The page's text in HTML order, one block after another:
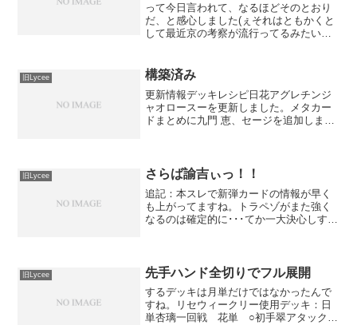
って今日言われて、なるほどそのとおり
だ、と感心しました(ぇそれはともかくと
して最近京の考察が流行ってるみたいで
をピックアップ。思えばウチのblogでは
カードの紹介ば...
旧Lycee 構築済み
更新情報デッキレシピ日花アグレチンジ
ャオロースーを更新しました。メタカー
ドまとめに九門 恵、セージを追加しまし
ドスリーブ】泉戸...
旧Lycee さらば諭吉ぃっ！！
追記：本スレで新弾カードの情報が早く
も上がってますね。トラペゾがまた強く
なるのは確定的に･･･てか一大決心しすぎ
かく帰りは10:...
旧Lycee 先手ハンド全切りでフル展開
するデッキは月単だけではなかったんで
すね。リセウィークリー使用デッキ：日
単杏璃一回戦 花単 ○初手翠アタックで